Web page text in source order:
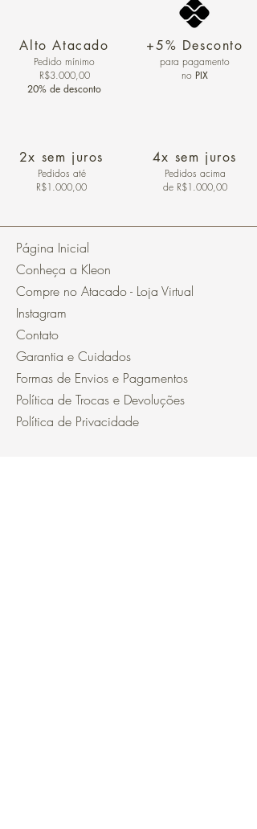
Alto Atacado
Pedido mínimo
R$3.000,00
20% de desconto
2x sem juros
Pedidos até
R$1.000,00
+5% Desconto
para pagamento
no PIX
4x sem juros
Pedidos acima
de R$1.000,00
Página Inicial
Conheça a Kleon
Compre no Atacado - Loja Virtual
Instagram
Contato
Garantia e Cuidados
Formas de Envios e Pagamentos
Política de Trocas e Devoluções
Política de Privacidade